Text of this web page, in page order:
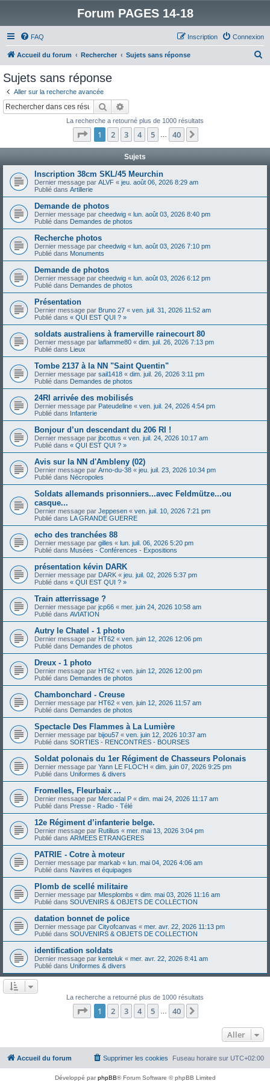
Forum PAGES 14-18
FAQ Connexion
Inscription
Accueil du forum Rechercher Sujets sans réponse
Sujets sans réponse
Aller sur la recherche avancée
Rechercher
La recherche a retourné plus de 1000 résultats
Page 1sur40
1 2 3 4 5 40
Sujets
Inscription 38cm SKL/45 Meurchin
Dernier message par ALVF « jeu. août 06, 2026 8:29 am
Publié dans Artillerie
Demande de photos
Dernier message par cheedwig « lun. août 03, 2026 8:40 pm
Publié dans Demandes de photos
Recherche photos
Dernier message par cheedwig « lun. août 03, 2026 7:10 pm
Publié dans Monuments
Demande de photos
Dernier message par cheedwig « lun. août 03, 2026 6:12 pm
Publié dans Demandes de photos
Présentation
Dernier message par Bruno 27 « ven. juil. 31, 2026 11:52 am
Publié dans « QUI EST QUI ? »
soldats australiens à framerville rainecourt 80
Dernier message par laflamme80 « dim. juil. 26, 2026 7:13 pm
Publié dans Lieux
Tombe 2137 à la NN "Saint Quentin"
Dernier message par sail1418 « dim. juil. 26, 2026 3:11 pm
Publié dans Demandes de photos
24RI arrivée des mobilisés
Dernier message par Pateudeline « ven. juil. 24, 2026 4:54 pm
Publié dans Infanterie
Bonjour d’un descendant du 206 RI !
Dernier message par jbcottus « ven. juil. 24, 2026 10:17 am
Publié dans « QUI EST QUI ? »
Avis sur la NN d'Ambleny (02)
Dernier message par Arno-du-38 « jeu. juil. 23, 2026 10:34 pm
Publié dans Nécropoles
Soldats allemands prisonniers...avec Feldmütze...ou
casque...
Dernier message par Jeppesen « ven. juil. 10, 2026 7:21 pm
Publié dans LA GRANDE GUERRE
echo des tranchées 88
Dernier message par gilles « lun. juil. 06, 2026 5:20 pm
Publié dans Musées - Conférences - Expositions
présentation kévin DARK
Dernier message par DARK « jeu. juil. 02, 2026 5:37 pm
Publié dans « QUI EST QUI ? »
Train atterrissage ?
Dernier message par jcp66 « mer. juin 24, 2026 10:58 am
Publié dans AVIATION
Autry le Chatel - 1 photo
Dernier message par HT62 « ven. juin 12, 2026 12:06 pm
Publié dans Demandes de photos
Dreux - 1 photo
Dernier message par HT62 « ven. juin 12, 2026 12:00 pm
Publié dans Demandes de photos
Chambonchard - Creuse
Dernier message par HT62 « ven. juin 12, 2026 11:57 am
Publié dans Demandes de photos
Spectacle Des Flammes à La Lumière
Dernier message par bijou57 « ven. juin 12, 2026 10:37 am
Publié dans SORTIES - RENCONTRES - BOURSES
Soldat polonais du 1er Régiment de Chasseurs Polonais
Dernier message par Yann LE FLOC'H « dim. juin 07, 2026 9:25 pm
Publié dans Uniformes & divers
Fromelles, Fleurbaix ...
Dernier message par Mercadal P « dim. mai 24, 2026 11:17 am
Publié dans Presse - Radio - Télé
12e Régiment d’infanterie belge.
Dernier message par Rutilius « mer. mai 13, 2026 3:04 pm
Publié dans ARMEES ETRANGERES
PATRIE - Cotre à moteur
Dernier message par markab « lun. mai 04, 2026 4:06 am
Publié dans Navires et équipages
Plomb de scellé militaire
Dernier message par Mlesplombs « dim. mai 03, 2026 11:16 am
Publié dans SOUVENIRS & OBJETS DE COLLECTION
datation bonnet de police
Dernier message par Cityofcanvas « mer. avr. 22, 2026 11:13 pm
Publié dans SOUVENIRS & OBJETS DE COLLECTION
identification soldats
Dernier message par kenteluk « mer. avr. 22, 2026 8:41 am
Publié dans Uniformes & divers
La recherche a retourné plus de 1000 résultats
Page 1sur40
1 2 3 4 5 40
Aller
Accueil du forum Fuseau horaire sur UTC+02:00
Supprimer les cookies
Développé parphpBB® Forum Software © phpBB Limited